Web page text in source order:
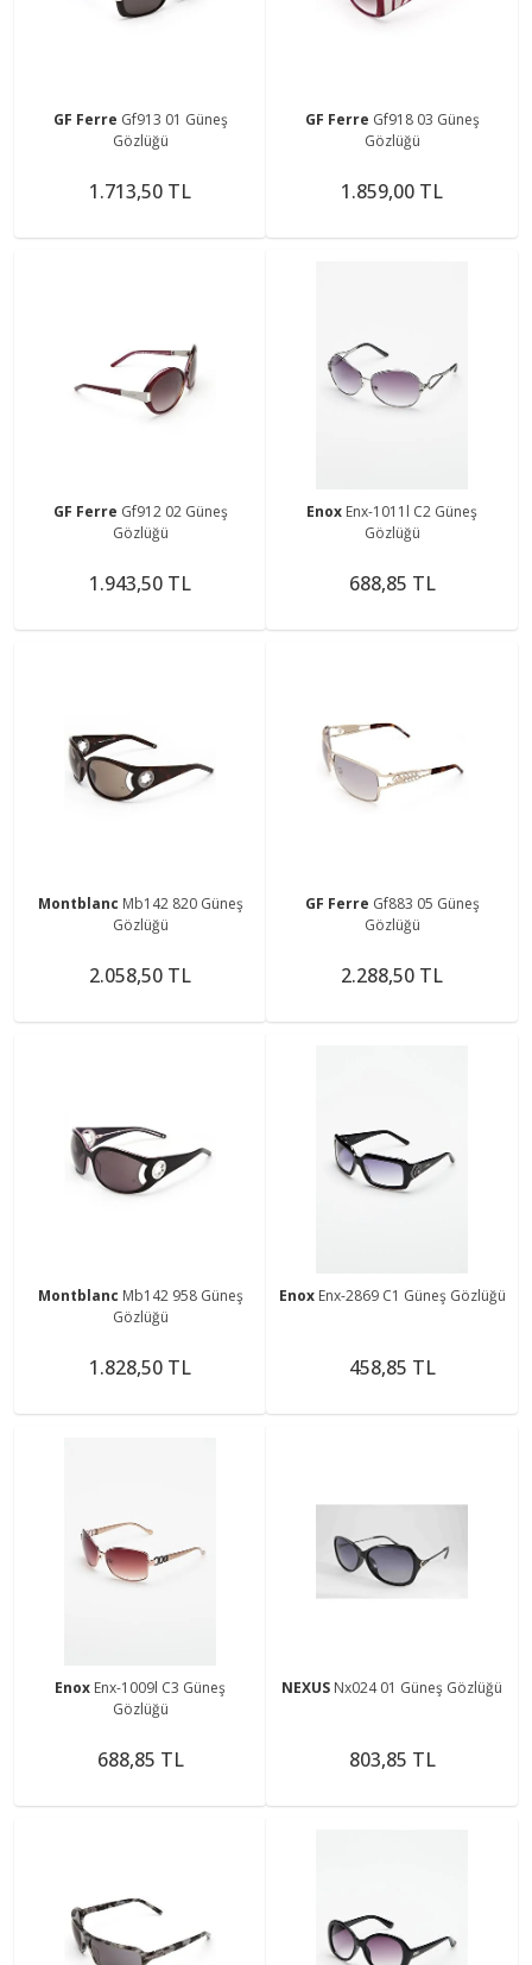
GF Ferre Gf913 01 Güneş
Gözlüğü
1.713,50 TL
GF Ferre Gf918 03 Güneş
Gözlüğü
1.859,00 TL
GF Ferre Gf912 02 Güneş
Gözlüğü
1.943,50 TL
Enox Enx-1011l C2 Güneş
Gözlüğü
688,85 TL
Montblanc Mb142 820 Güneş
Gözlüğü
2.058,50 TL
GF Ferre Gf883 05 Güneş
Gözlüğü
2.288,50 TL
Montblanc Mb142 958 Güneş
Gözlüğü
1.828,50 TL
Enox Enx-2869 C1 Güneş Gözlüğü
458,85 TL
Enox Enx-1009l C3 Güneş
Gözlüğü
688,85 TL
NEXUS Nx024 01 Güneş Gözlüğü
803,85 TL